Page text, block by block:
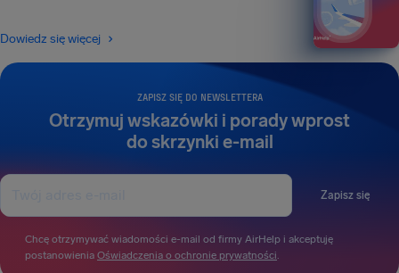
ZAPISZ SIĘ DO NEWSLETTERA
Otrzymuj wskazówki i porady wprost
do skrzynki e-mail
Zapisz się
Chcę otrzymywać wiadomości e-mail od firmy AirHelp i akceptuję
postanowienia Oświadczenia o ochronie prywatności.
Dowiedz się więcej